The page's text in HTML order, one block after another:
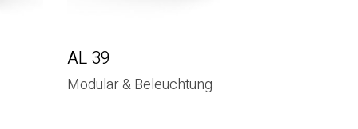
AL 39
Modular & Beleuchtung